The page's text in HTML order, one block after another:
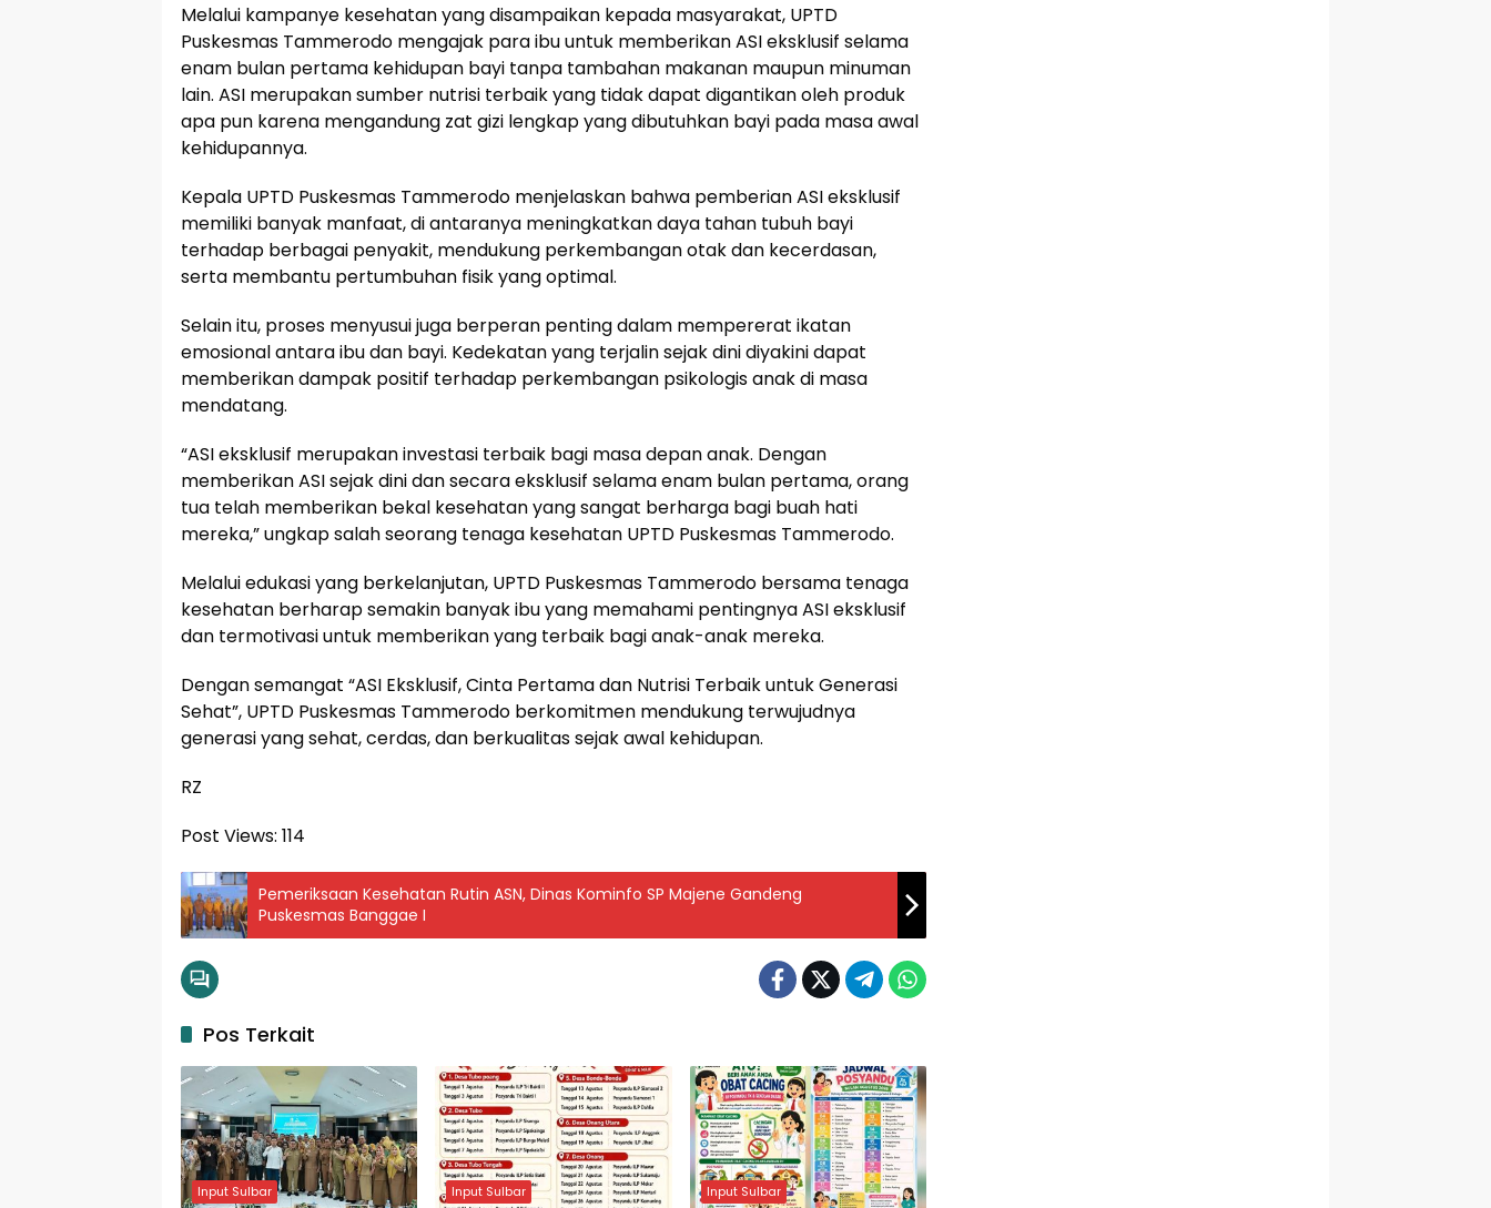
Melalui kampanye kesehatan yang disampaikan kepada masyarakat, UPTD
Puskesmas Tammerodo mengajak para ibu untuk memberikan ASI eksklusif selama
enam bulan pertama kehidupan bayi tanpa tambahan makanan maupun minuman
lain. ASI merupakan sumber nutrisi terbaik yang tidak dapat digantikan oleh produk
apa pun karena mengandung zat gizi lengkap yang dibutuhkan bayi pada masa awal
kehidupannya.
Kepala UPTD Puskesmas Tammerodo menjelaskan bahwa pemberian ASI eksklusif
memiliki banyak manfaat, di antaranya meningkatkan daya tahan tubuh bayi
terhadap berbagai penyakit, mendukung perkembangan otak dan kecerdasan,
serta membantu pertumbuhan fisik yang optimal.
Selain itu, proses menyusui juga berperan penting dalam mempererat ikatan
emosional antara ibu dan bayi. Kedekatan yang terjalin sejak dini diyakini dapat
memberikan dampak positif terhadap perkembangan psikologis anak di masa
mendatang.
“ASI eksklusif merupakan investasi terbaik bagi masa depan anak. Dengan
memberikan ASI sejak dini dan secara eksklusif selama enam bulan pertama, orang
tua telah memberikan bekal kesehatan yang sangat berharga bagi buah hati
mereka,” ungkap salah seorang tenaga kesehatan UPTD Puskesmas Tammerodo.
Melalui edukasi yang berkelanjutan, UPTD Puskesmas Tammerodo bersama tenaga
kesehatan berharap semakin banyak ibu yang memahami pentingnya ASI eksklusif
dan termotivasi untuk memberikan yang terbaik bagi anak-anak mereka.
Dengan semangat “ASI Eksklusif, Cinta Pertama dan Nutrisi Terbaik untuk Generasi
Sehat”, UPTD Puskesmas Tammerodo berkomitmen mendukung terwujudnya
generasi yang sehat, cerdas, dan berkualitas sejak awal kehidupan.
RZ
Post Views: 114
Pemeriksaan Kesehatan Rutin ASN, Dinas Kominfo SP Majene Gandeng
Puskesmas Banggae I
Pos Terkait
Input Sulbar Input Sulbar Input Sulbar